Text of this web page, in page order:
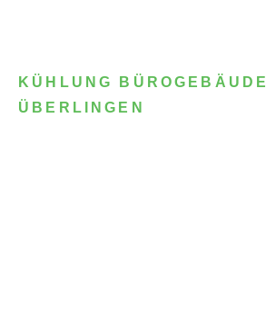
KÜHLUNG BÜROGEBÄUDE
ÜBERLINGEN